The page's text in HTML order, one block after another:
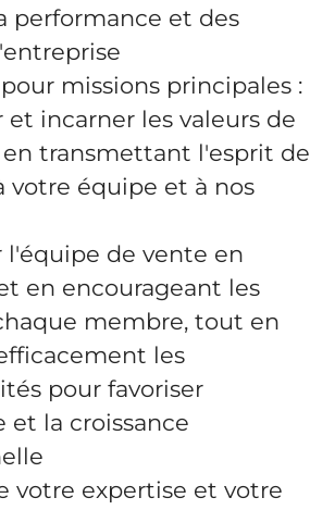
performance et des
missions principales :
et incarner les valeurs de
en transmettant l'esprit de
votre équipe et à nos
l'équipe de vente en
en encourageant les
membre, tout en
les
pour favoriser
et la croissance
votre expertise et votre